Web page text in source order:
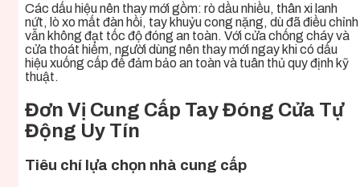
Các dấu hiệu nên thay mới gồm: rò dầu nhiều, thân xi lanh
nứt, lò xo mất đàn hồi, tay khuỷu cong nặng, dù đã điều chỉnh
vẫn không đạt tốc độ đóng an toàn. Với cửa chống cháy và
cửa thoát hiểm, người dùng nên thay mới ngay khi có dấu
hiệu xuống cấp để đảm bảo an toàn và tuân thủ quy định kỹ
thuật.
Đơn Vị Cung Cấp Tay Đóng Cửa Tự
Động Uy Tín
Tiêu chí lựa chọn nhà cung cấp